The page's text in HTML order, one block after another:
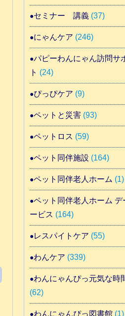
セミナー 講義(37)
にゃんケア (246)
パピーわんにゃん訪問サ
ト (24)
ぴっぴケア (9)
ペットと災害(93)
ペットロス (59)
ペット同伴施設 (164)
ペット同伴老人ホーム (1)
ペット同伴老人ホーム デ
ービス (164)
レスパイトケア (55)
わんケア (339)
わんにゃんぴっ元気な時
(62)
わんにゃんぴっ図書館(1)